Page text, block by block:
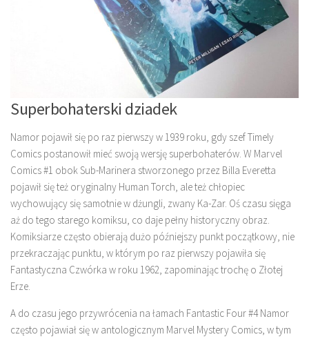
Superbohaterski dziadek
Namor pojawił się po raz pierwszy w 1939 roku, gdy szef Timely
Comics postanowił mieć swoją wersję superbohaterów. W Marvel
Comics #1 obok Sub-Marinera stworzonego przez Billa Everetta
pojawił się też oryginalny Human Torch, ale też chłopiec
wychowujący się samotnie w dżungli, zwany Ka-Zar. Oś czasu sięga
aż do tego starego komiksu, co daje pełny historyczny obraz.
Komiksiarze często obierają dużo późniejszy punkt początkowy, nie
przekraczając punktu, w którym po raz pierwszy pojawiła się
Fantastyczna Czwórka w roku 1962, zapominając trochę o Złotej
Erze.
A do czasu jego przywrócenia na łamach Fantastic Four #4 Namor
często pojawiał się w antologicznym Marvel Mystery Comics, w tym